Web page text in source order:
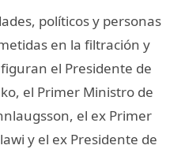
políticos y personas
en la filtración y
el Presidente de
el Primer Ministro de
el ex Primer
y el ex Presidente de